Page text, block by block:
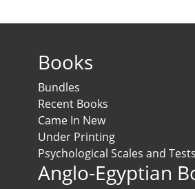
Books
Bundles
Recent Books
Came In New
Under Printing
Psychological Scales and Tests
Anglo-Egyptian